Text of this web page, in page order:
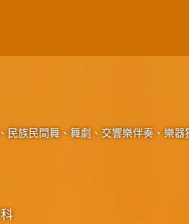
族民間舞、舞劇、交響樂伴奏、樂